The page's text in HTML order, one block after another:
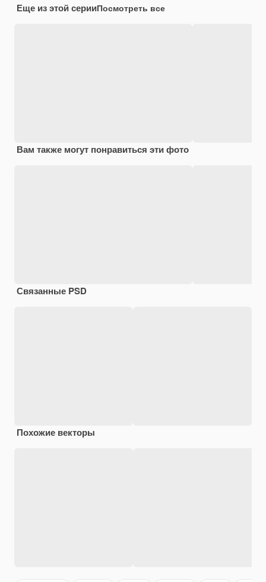
Еще из этой серииПосмотреть все
Вам также могут понравиться эти фото
Связанные PSD
Похожие векторы